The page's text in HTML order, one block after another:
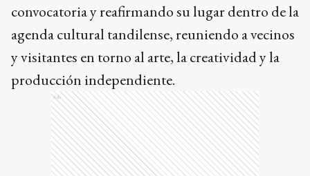
convocatoria y reafirmando su lugar dentro de la
agenda cultural tandilense, reuniendo a vecinos
y visitantes en torno al arte, la creatividad y la
producción independiente.
Ads